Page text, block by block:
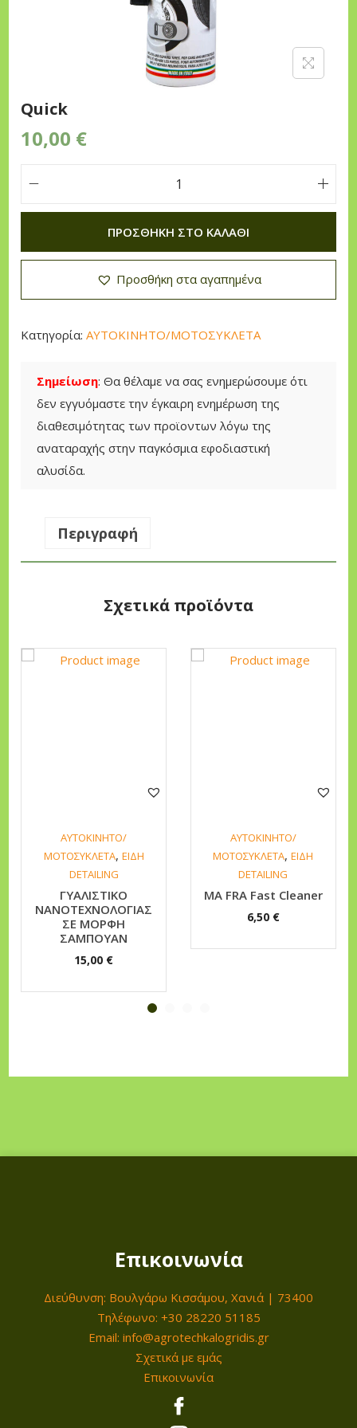
n
Quick
10,00 €
Σημείωση: Θα θέλαμε να σας ενημερώσουμε ότι
δεν εγγυόμαστε την έγκαιρη ενημέρωση της
διαθεσιμότητας των προϊοντων λόγω της
αναταραχής στην παγκόσμια εφοδιαστική
αλυσίδα.
Q
u
i
c
k
ο
ΠΡΟΣΘΉΚΗ ΣΤΟ ΚΑΛΆΘΙ
Προσθήκη στα αγαπημένα
Κατηγορία:ΑΥΤΟΚΙΝΗΤΟ/ΜΟΤΟΣΥΚΛΕΤΑ
Περιγραφή
Σχετικά προϊόντα
ΑΥΤΟΚΙΝΗΤΟ/
ΜΟΤΟΣΥΚΛΕΤΑ, ΕΙΔΗ
DETAILING
ΓΥΑΛΙΣΤΙΚΟ
ΝΑΝΟΤΕΧΝΟΛΟΓΙΑΣ
ΣΕ ΜΟΡΦΗ
ΣΑΜΠΟΥΑΝ
15,00 €
ΑΥΤΟΚΙΝΗΤΟ/
ΜΟΤΟΣΥΚΛΕΤΑ,ΕΙΔΗ
DETAILING
MA FRA Fast Cleaner
6,50 €
Επικοινωνία
Διεύθυνση: Βουλγάρω Κισσάμου, Χανιά | 73400
Τηλέφωνο: +30 28220 51185
Email: info@agrotechkalogridis.gr
Σχετικά με εμάς
Επικοινωνία